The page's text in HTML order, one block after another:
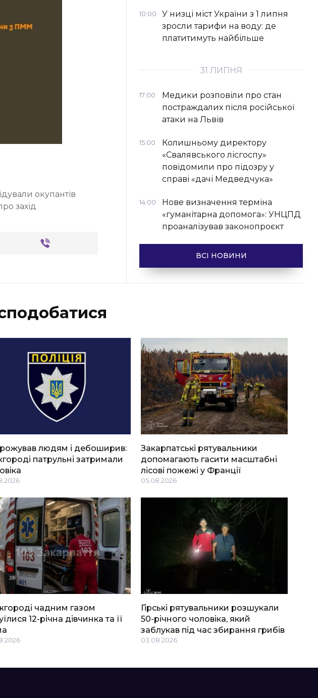
окупантів
захід
10:00
У низці міст України з 1 липня
зросли тарифи на воду: де
платитимуть найбільше
31 ЛИПНЯ
17:00
Медики розповіли про стан
постраждалих після російської
атаки на Львів
15:00
Колишньому директору
«Свалявського лісгоспу»
повідомили про підозру у
справі «дачі Медведчука»
14:00
Нове визначення терміна
«гуманітарна допомога»: УНЦПД
проаналізував законопроєкт
ВСІ НОВИНИ
людям і дебоширив:
патрульні затримали
Закарпатські рятувальники
допомагають гасити масштабні
лісові пожежі у Франції
05.08.2026
чадним газом
12-річна дівчинка та її
Гірські рятувальники розшукали
50-річного чоловіка, який
заблукав під час збирання грибів
03.08.2026